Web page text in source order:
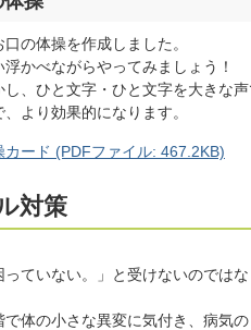
の体操を作成しました。
かべながらやってみましょう！
、ひと文字・ひと文字を大きな
より効果的になります。
ード (PDFファイル: 467.2KB)
対策
っていない。」と受けないのでは
体の小さな異変に気付き、病気